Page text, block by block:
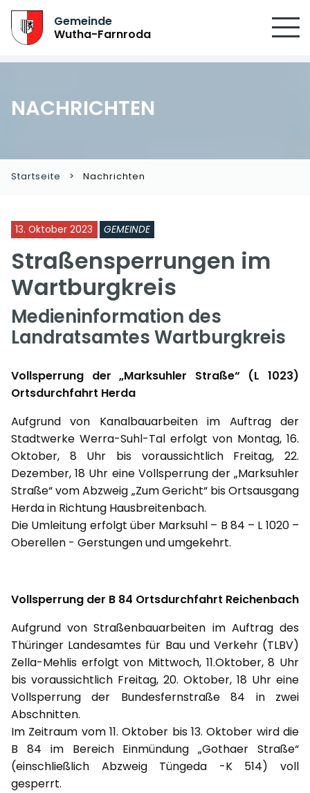
Gemeinde
Wutha-Farnroda
NACHRICHTEN
Startseite Nachrichten
13. Oktober 2023 GEMEINDE
Straßensperrungen im
Wartburgkreis
Medieninformation des
Landratsamtes Wartburgkreis
Vollsperrung der „Marksuhler Straße“ (L 1023)
Ortsdurchfahrt Herda
Aufgrund von Kanalbauarbeiten im Auftrag der
Stadtwerke Werra-Suhl-Tal erfolgt von Montag, 16.
Oktober, 8 Uhr bis voraussichtlich Freitag, 22.
Dezember, 18 Uhr eine Vollsperrung der „Marksuhler
Straße“ vom Abzweig „Zum Gericht“ bis Ortsausgang
Herda in Richtung Hausbreitenbach.
Die Umleitung erfolgt über Marksuhl – B 84 – L 1020 –
Oberellen - Gerstungen und umgekehrt.
Vollsperrung der B 84 Ortsdurchfahrt Reichenbach
Aufgrund von Straßenbauarbeiten im Auftrag des
Thüringer Landesamtes für Bau und Verkehr (TLBV)
Zella-Mehlis erfolgt von Mittwoch, 11.Oktober, 8 Uhr
bis voraussichtlich Freitag, 20. Oktober, 18 Uhr eine
Vollsperrung der Bundesfernstraße 84 in zwei
Abschnitten.
Im Zeitraum vom 11. Oktober bis 13. Oktober wird die
B 84 im Bereich Einmündung „Gothaer Straße“
(einschließlich Abzweig Tüngeda -K 514) voll
gesperrt.